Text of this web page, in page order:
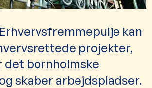
kan
projekter,
det bornholmske
skaber arbejdspladser.